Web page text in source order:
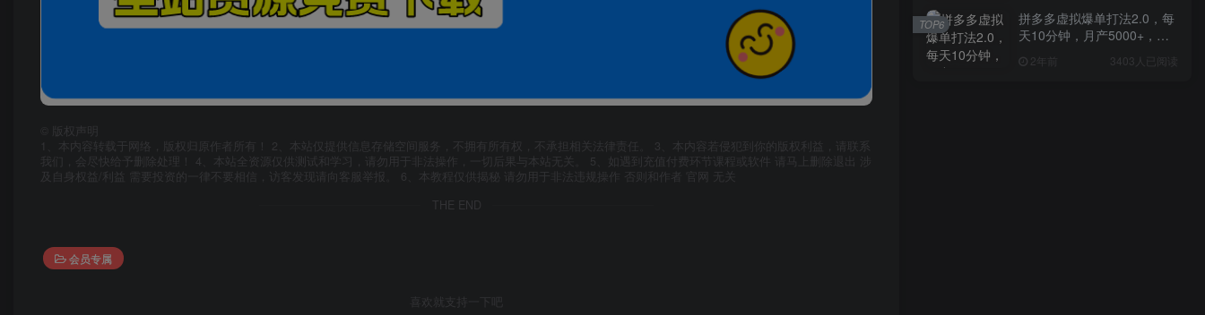
版权声明
1、本内容转载于网络，版权归原作者所有！ 2、本站仅提供信息存储空间服务，不拥有所有权，不承担相关法律责任。 3、本内容若侵犯到你的版权利益，请联系
我们，会尽快给予删除处理！ 4、本站全资源仅供测试和学习，请勿用于非法操作，一切后果与本站无关。 5、如遇到充值付费环节课程或软件 请马上删除退出 涉
及自身权益/利益 需要投资的一律不要相信，访客发现请向客服举报。 6、本教程仅供揭秘 请勿用于非法违规操作 否则和作者 官网 无关
THE END
会员专属
喜欢就支持一下吧
拼多多虚拟爆单打法2.0，每
天10分钟，月产5000+，从0
2年前 3403人已阅读
TOP6